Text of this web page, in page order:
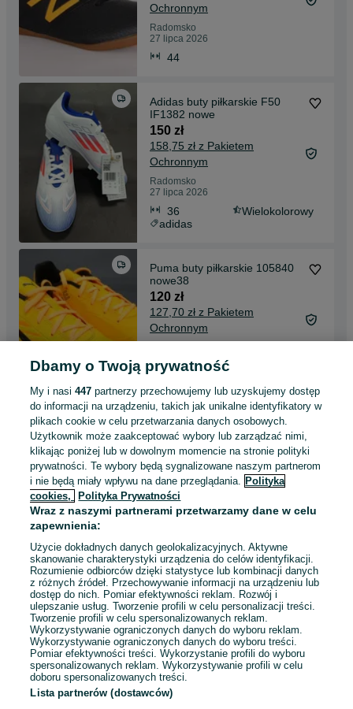
Ochronnym
Radomsko
27 lipca 2026
44
Adidas buty piłkarskie F50
IF1382 nowe
150 zł
158,75 zł z Pakietem
Ochronnym
Radomsko
27 lipca 2026
36
Wielokolorowy
adidas
Puma buty piłkarskie 105840
nowe38
120 zł
127,70 zł z Pakietem
Ochronnym
Puma
Halówki dziecięce nowe Fanco
60 zł
66,40 zł z Pakietem
Ochronnym
Radomsko
27 lipca 2026
1 ... 26 ... 62
Dbamy o Twoją prywatność
My i nasi447 partnerzy przechowujemy lub uzyskujemy dostęp
do informacji na urządzeniu, takich jak unikalne identyfikatory w
plikach cookie w celu przetwarzania danych osobowych.
Użytkownik może zaakceptować wybory lub zarządzać nimi,
klikając poniżej lub w dowolnym momencie na stronie polityki
prywatności. Te wybory będą sygnalizowane naszym partnerom
i nie będą miały wpływu na dane przeglądania. Polityka
cookies,
Polityka Prywatności
Wraz z naszymi partnerami przetwarzamy dane w celu
zapewnienia:
Użycie dokładnych danych geolokalizacyjnych. Aktywne
skanowanie charakterystyki urządzenia do celów identyfikacji.
Rozumienie odbiorców dzięki statystyce lub kombinacji danych
z różnych źródeł. Przechowywanie informacji na urządzeniu lub
dostęp do nich. Pomiar efektywności reklam. Rozwój i
ulepszanie usług. Tworzenie profili w celu personalizacji treści.
Tworzenie profili w celu spersonalizowanych reklam.
Wykorzystywanie ograniczonych danych do wyboru reklam.
Wykorzystywanie ograniczonych danych do wyboru treści.
Pomiar efektywności treści. Wykorzystanie profili do wyboru
spersonalizowanych reklam. Wykorzystywanie profili w celu
doboru spersonalizowanych treści.
Lista partnerów (dostawców)